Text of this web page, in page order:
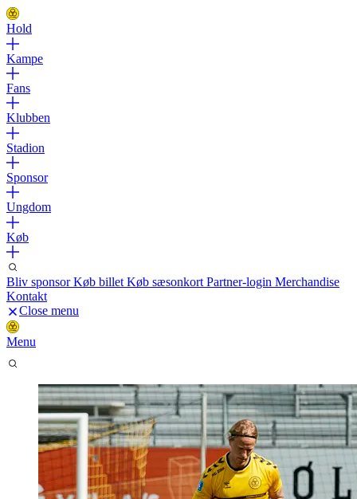
Hold
Kampe
Fans
Klubben
Stadion
Sponsor
Ungdom
Køb
Bliv sponsorKøb billet Køb sæsonkort Partner-login Merchandise
Kontakt
Close menu
Menu